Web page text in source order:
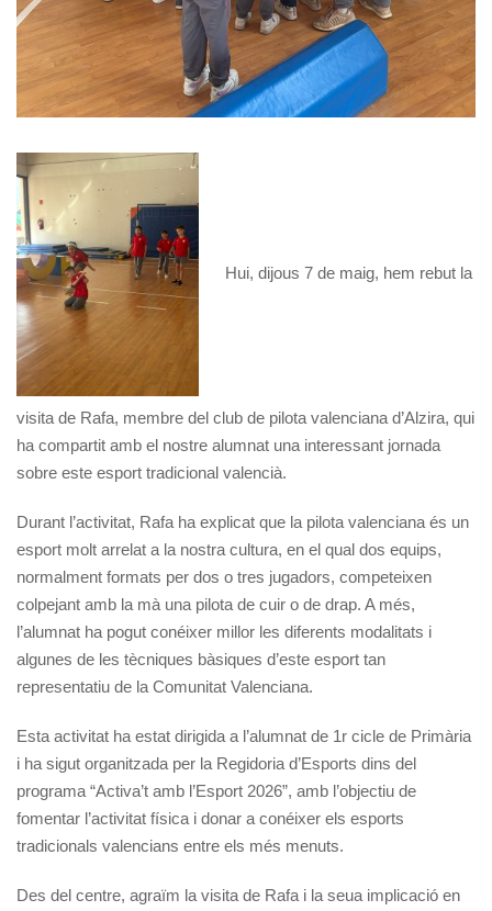
Hui, dijous 7 de maig, hem rebut la
visita de Rafa, membre del club de pilota valenciana d’Alzira, qui
ha compartit amb el nostre alumnat una interessant jornada
sobre este esport tradicional valencià.
Durant l’activitat, Rafa ha explicat que la pilota valenciana és un
esport molt arrelat a la nostra cultura, en el qual dos equips,
normalment formats per dos o tres jugadors, competeixen
colpejant amb la mà una pilota de cuir o de drap. A més,
l’alumnat ha pogut conéixer millor les diferents modalitats i
algunes de les tècniques bàsiques d’este esport tan
representatiu de la Comunitat Valenciana.
Esta activitat ha estat dirigida a l’alumnat de 1r cicle de Primària
i ha sigut organitzada per la Regidoria d’Esports dins del
programa “Activa’t amb l’Esport 2026”, amb l’objectiu de
fomentar l’activitat física i donar a conéixer els esports
tradicionals valencians entre els més menuts.
Des del centre, agraïm la visita de Rafa i la seua implicació en